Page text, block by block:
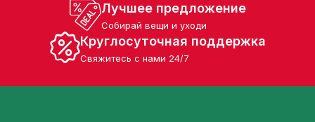
Лучшее предложение
Собирай вещи и уходи
Круглосуточная поддержка
Свяжитесь с нами 24/7